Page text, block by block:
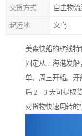
交货方式 自主物
起运地 义乌
美森快船的航线特
固定从上海港发
单、周三开船。开
后 2 - 3 天可提取
对货物快速周转的